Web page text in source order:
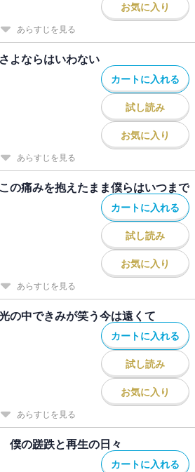
お気に入り
あらすじを見る
よならはいわない
カートに入れる
試し読み
お気に入り
あらすじを見る
の痛みを抱えたまま僕らはいつまで
カートに入れる
試し読み
お気に入り
あらすじを見る
の中できみが笑う今は遠くて
カートに入れる
試し読み
お気に入り
あらすじを見る
僕の蹉跌と再生の日々
カートに入れる